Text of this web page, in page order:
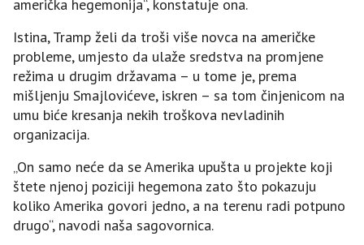
američka hegemonija“, konstatuje ona.
Istina, Tramp želi da troši više novca na američke
probleme, umjesto da ulaže sredstva na promjene
režima u drugim državama – u tome je, prema
mišljenju Smajlovićeve, iskren – sa tom činjenicom na
umu biće kresanja nekih troškova nevladinih
organizacija.
„On samo neće da se Amerika upušta u projekte koji
štete njenoj poziciji hegemona zato što pokazuju
koliko Amerika govori jedno, a na terenu radi potpuno
drugo“, navodi naša sagovornica.